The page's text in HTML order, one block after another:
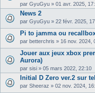
par GyuGyu » 01 avr. 2025,
News 2
par GyuGyu » 22 févr. 2025,
Pi to jamma ou
par betterchris » 16 nov. 2024,
Jouer aux jeux xbox
Aurora)
par sisi » 05 mars 2022, 22:10
Initial D Zero ver.2 sur
par Sheeraz » 02 nov. 2024,